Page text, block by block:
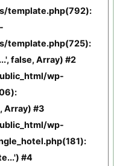
template.php(792):
template.php(725):
false, Array) #2
wp-
Array) #3
wp-
#4